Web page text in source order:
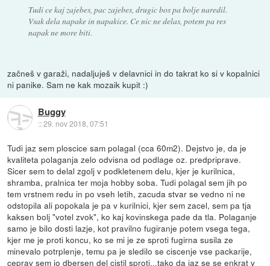
Tudi ce kaj zajebes, pac zajebes, drugic bos pa bolje naredil.
Vsak dela napake in napakice. Ce nic ne delas, potem pa res
napak ne more biti.
začneš v garaži, nadaljuješ v delavnici in do takrat ko si v kopalnici
ni panike. Sam ne kak mozaik kupit :)
Buggy
::29. nov 2018, 07:51
Tudi jaz sem ploscice sam polagal (cca 60m2). Dejstvo je, da je
kvaliteta polaganja zelo odvisna od podlage oz. predpriprave.
Sicer sem to delal zgolj v podkletenem delu, kjer je kurilnica,
shramba, pralnica ter moja hobby soba. Tudi polagal sem jih po
tem vrstnem redu in po vseh letih, zacuda stvar se vedno ni ne
odstopila ali popokala je pa v kurilnici, kjer sem zacel, sem pa tja
kaksen bolj "votel zvok", ko kaj kovinskega pade da tla. Polaganje
samo je bilo dosti lazje, kot pravilno fugiranje potem vsega tega,
kjer me je proti koncu, ko se mi je ze sproti fugirna susila ze
minevalo potrplenje, temu pa je sledilo se ciscenje vse packarije,
ceprav sem jo dbersen del cistil sproti...tako da jaz se se enkrat v